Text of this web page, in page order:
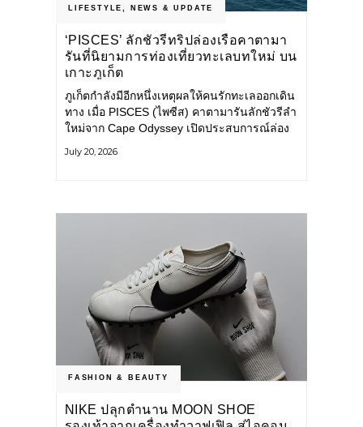
LIFESTYLE, NEWS & UPDATE
‘PISCES’ ลักชัวรีทริปล่องเรือคาตามา
รันที่นิยามการท่องเที่ยวทะเลบทใหม่ บน
เกาะภูเก็ต
ภูเก็ตกำลังมีอีกหนึ่งเหตุผลให้คนรักทะเลออกเดิน
ทาง เมื่อ PISCES (ไพซีส) คาตามารันลักชัวรีลำ
ใหม่จาก Cape Odyssey เปิดประสบการณ์ล่อง
ไป ผสานความสะดวกสบายแบบโรงแรมระดับ
July 20, 2026
FASHION & BEAUTY
NIKE ปลุกตำนาน MOON SHOE